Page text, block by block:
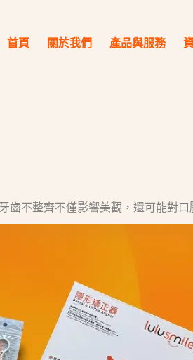
首頁
關於我們 產品與服務
不整齊不僅影響美觀，還可能對